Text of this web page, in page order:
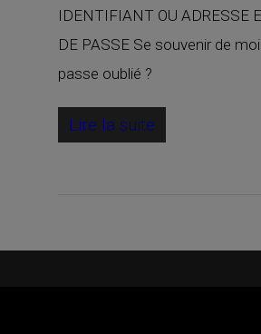
IDENTIFIANT OU ADRESSE
DE PASSE Se souvenir de
passe oublié ?
Lire la suite